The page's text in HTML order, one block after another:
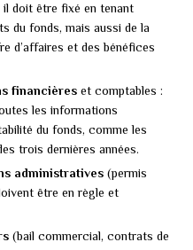
il doit être fixé en tenant
du fonds, mais aussi de la
d’affaires et des bénéfices
financières et comptables :
les informations
du fonds, comme les
trois dernières années.
administratives (permis
être en règle et
(bail commercial, contrats de